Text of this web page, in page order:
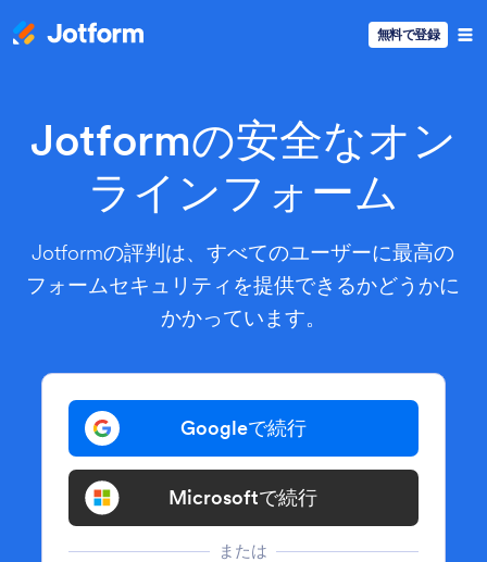
無料で登録
Jotformの安全なオン
ラインフォーム
Jotformの評判は、すべてのユーザーに最高の
フォームセキュリティを提供できるかどうかに
かかっています。
Googleで続行
Microsoftで続行
または